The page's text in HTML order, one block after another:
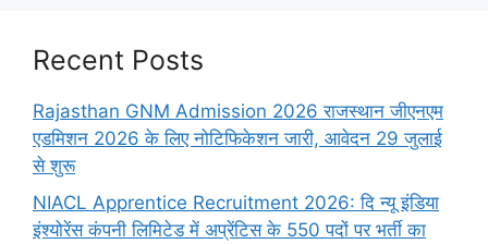
Recent Posts
Rajasthan GNM Admission 2026 राजस्थान जीएनएम
एडमिशन 2026 के लिए नोटिफिकेशन जारी, आवेदन 29 जुलाई
से शुरू
NIACL Apprentice Recruitment 2026: दि न्यू इंडिया
इंश्योरेंस कंपनी लिमिटेड में अप्रेंटिस के 550 पदों पर भर्ती का